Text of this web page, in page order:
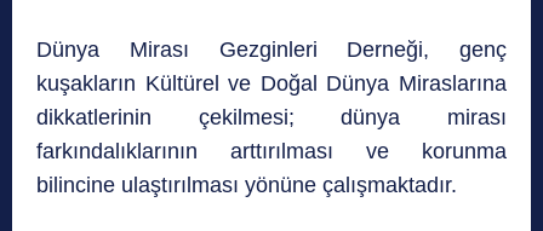
Dünya Mirası Gezginleri Derneği, genç
kuşakların Kültürel ve Doğal Dünya Miraslarına
dikkatlerinin çekilmesi; dünya mirası
farkındalıklarının arttırılması ve korunma
bilincine ulaştırılması yönüne çalışmaktadır.